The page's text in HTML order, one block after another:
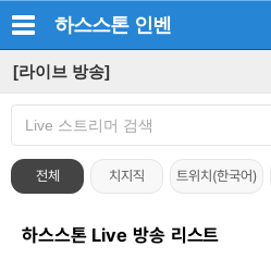
하스스톤 인벤
[라이브 방송]
전체 치지직 트위치(한국어)
하스스톤 Live 방송 리스트